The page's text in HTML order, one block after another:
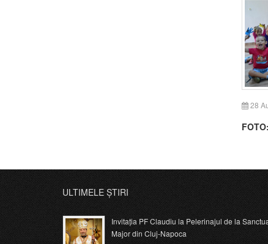
28
ULTIMELE ȘTIRI
Invitația PF Claudiu la Pelerinajul de la
Major din Cluj-Napoca